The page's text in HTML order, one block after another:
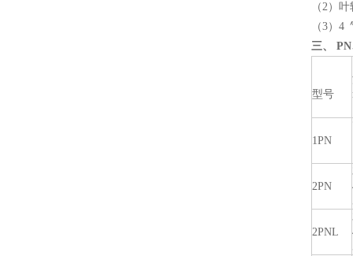
（2）
（3）
三、 PN
型号
1PN
2PN
2PNL